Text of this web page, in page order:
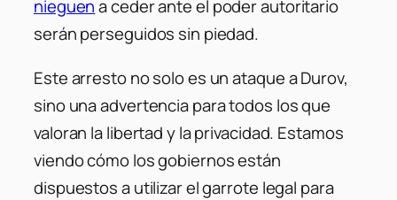
nieguena ceder ante el poder autoritario
serán perseguidos sin piedad.
Este arresto no solo es un ataque a Durov,
sino una advertencia para todos los que
valoran la libertad y la privacidad. Estamos
viendo cómo los gobiernos están
dispuestos a utilizar el garrote legal para